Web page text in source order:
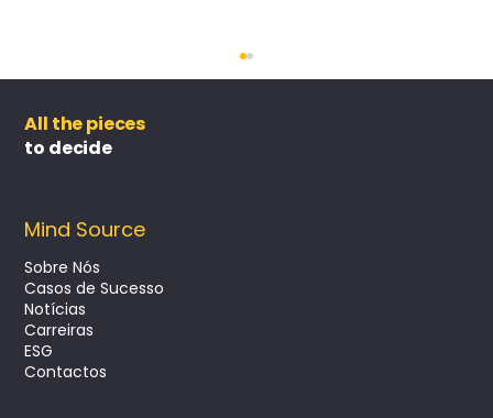
Escalar produtos digitais com
Desenvolvimento Web estratégico
Mind Source
Sobre Nós
Casos de Sucesso
Notícias
Carreiras
ESG
Contactos
All the pieces
to decide